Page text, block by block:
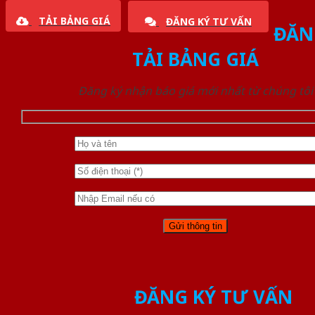
TẢI BẢNG GIÁ ĐĂNG KÝ TƯ VẤN
TẢI BẢNG GIÁ
Đăng ký nhận báo giá mới nhất từ chúng tôi
ĐĂNG KÝ TƯ VẤN